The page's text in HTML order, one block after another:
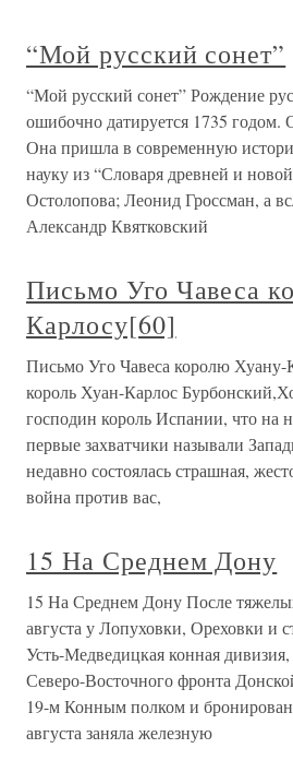
“Мой русский сонет”
“Мой русский сонет” Рождение
ошибочно датируется 1735 годом.
Она пришла в современную
науку из “Словаря древней и
Остолопова; Леонид Гроссман, а
Александр Квятковский
Письмо Уго Чавеса
Карлосу[60]
Письмо Уго Чавеса королю Хуану-
король Хуан-Карлос
господин король Испании, что на
первые захватчики называли
недавно состоялась страшная,
война против вас,
15 На Среднем Дону
15 На Среднем Дону После
августа у Лопуховки, Ореховки и
Усть-Медведицкая конная
Северо-Восточного фронта
19-м Конным полком и
августа заняла железную